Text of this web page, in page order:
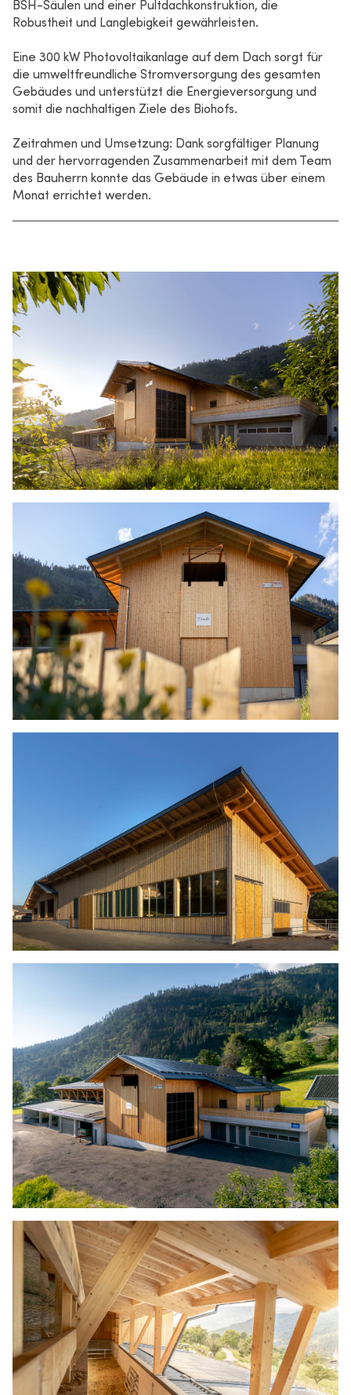
BSH-Säulen und einer Pultdachkonstruktion, die
Robustheit und Langlebigkeit gewährleisten.
Eine 300 kW Photovoltaikanlage auf dem Dach sorgt für
die umweltfreundliche Stromversorgung des gesamten
Gebäudes und unterstützt die Energieversorgung und
somit die nachhaltigen Ziele des Biohofs.
Zeitrahmen und Umsetzung: Dank sorgfältiger Planung
und der hervorragenden Zusammenarbeit mit dem Team
des Bauherrn konnte das Gebäude in etwas über einem
Monat errichtet werden.